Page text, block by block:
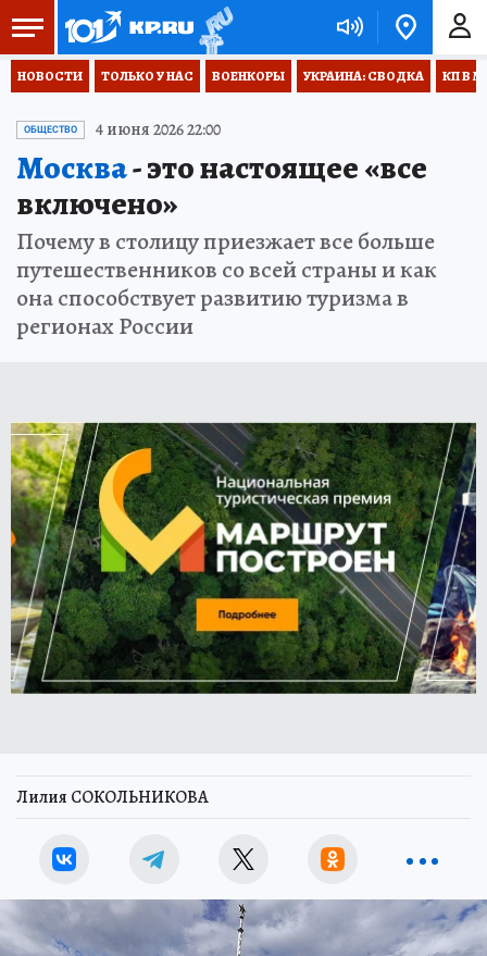
НОВОСТИ ТОЛЬКО У НАС ВОЕНКОРЫ УКРАИНА: СВОДКА КП В
ОБЩЕСТВО 4 июня 2026 22:00
Москва- это настоящее «все
включено»
Почему в столицу приезжает все больше
путешественников со всей страны и как
она способствует развитию туризма в
регионах России
Лилия СОКОЛЬНИКОВА